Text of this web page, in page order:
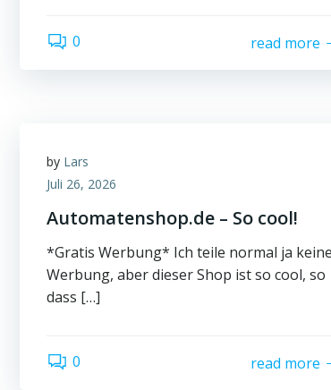
0 read more
by Lars
Juli 26, 2026
Automatenshop.de – So cool!
*Gratis Werbung* Ich teile normal ja
Werbung, aber dieser Shop ist so cool, so
dass […]
0 read more